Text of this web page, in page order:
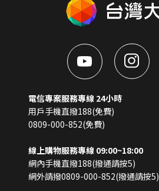
電信專案服務專線 24小時
用戶手機直撥188(免費)
0809-000-852(免費)
線上購物服務專線 09:00~18:00
網內手機直撥188(撥通請按5)
網外請撥0809-000-852(撥通請按5)